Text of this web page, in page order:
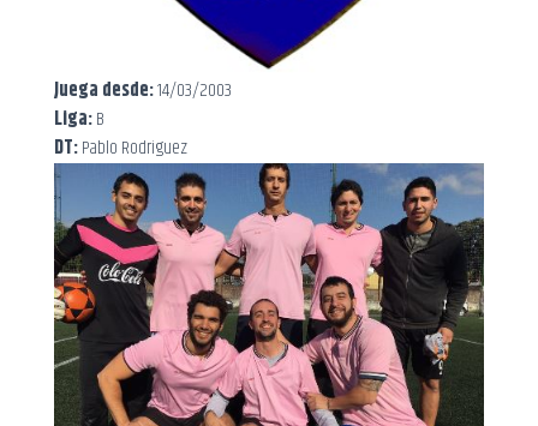
Juega desde:14/03/2003
Liga:B
DT:Pablo Rodriguez